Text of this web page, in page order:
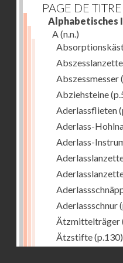
PAGE DE TITRE
Alphabetisches
A (n.n.)
Abszessmesser
Abziehsteine
Aderlassflieten
Aderlass-
Aderlass-
Aderlassschnur
Ätzmittelträger
Ätzstifte(p.130)